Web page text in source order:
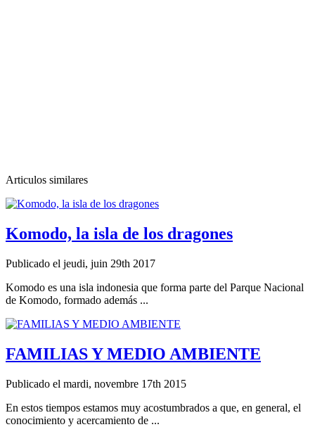
Articulos similares
Komodo, la isla de los dragones
Publicado el jeudi, juin 29th 2017
Komodo es una isla indonesia que forma parte del Parque Nacional
de Komodo, formado además ...
FAMILIAS Y MEDIO AMBIENTE
Publicado el mardi, novembre 17th 2015
En estos tiempos estamos muy acostumbrados a que, en general, el
conocimiento y acercamiento de ...